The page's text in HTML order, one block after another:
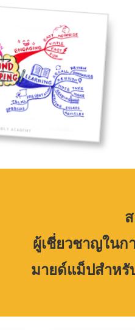
ผู้เชี่ยวชาญในก
มายด์แม็ปสำหรั